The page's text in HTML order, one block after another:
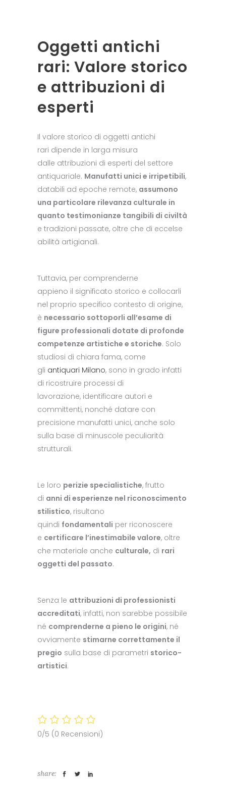
Oggetti antichi
rari: Valore storico
e attribuzioni di
esperti
Il valore storico di oggetti antichi
rari dipende in larga misura
dalle attribuzioni di esperti del settore
antiquariale. Manufatti unici e irripetibili,
databili ad epoche remote, assumono
una particolare rilevanza culturale in
quanto testimonianze tangibili di civiltà
e tradizioni passate, oltre che di eccelse
abilità artigianali.
Tuttavia, per comprenderne
appieno il significato storico e collocarli
nel proprio specifico contesto di origine,
è necessario sottoporli all’esame di
figure professionali dotate di profonde
competenze artistiche e storiche. Solo
studiosi di chiara fama, come
gli antiquari Milano, sono in grado infatti
di ricostruire processi di
lavorazione, identificare autori e
committenti, nonché datare con
precisione manufatti unici, anche solo
sulla base di minuscole peculiarità
strutturali.
Le loro perizie specialistiche, frutto
di anni di esperienze nel riconoscimento
stilistico, risultano
quindi fondamentali per riconoscere
e certificare l’inestimabile valore, oltre
che materiale anche culturale, di rari
oggetti del passato.
Senza le attribuzioni di professionisti
accreditati, infatti, non sarebbe possibile
né comprenderne a pieno le origini, né
ovviamente stimarne correttamente il
pregio sulla base di parametri storico-
artistici.
0/5 (0 Recensioni)
share: